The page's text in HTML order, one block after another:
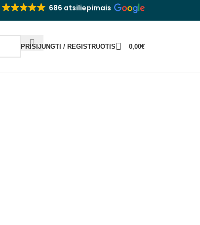
686 atsiliepimais
PRISIJUNGTI / REGISTRUOTIS 0,00€